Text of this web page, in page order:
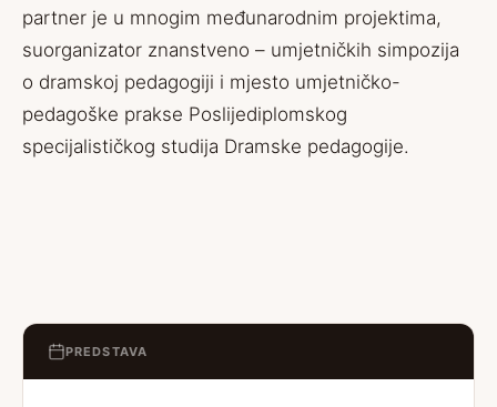
partner je u mnogim međunarodnim projektima,
suorganizator znanstveno – umjetničkih simpozija
o dramskoj pedagogiji i mjesto umjetničko-
pedagoške prakse Poslijediplomskog
specijalističkog studija Dramske pedagogije.
PREDSTAVA